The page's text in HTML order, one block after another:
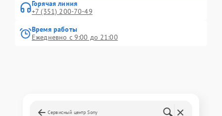
Горячая линия
+7 (351) 200-70-49
Время работы
Ежедневно с 9:00 до 21:00
Сервисный центр Sony